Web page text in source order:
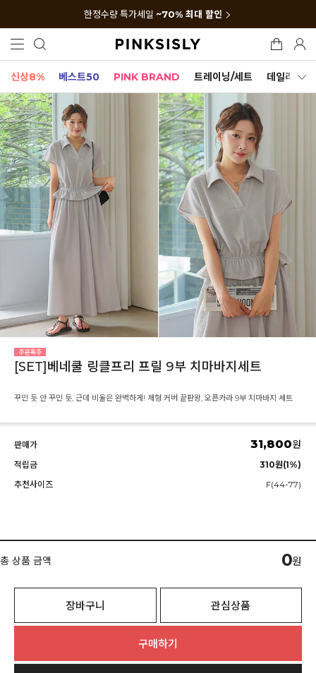
한정수량 특가세일 ~70% 최대 할인
신상8% 베스트50 PINK BRAND 트레이닝/세트 데일리세트
[SET]베네쿨 링클프리 프릴 9부 치마바지세트
꾸민 듯 안 꾸민 듯, 근데 비율은 완벽하게! 체형 커버 끝판왕, 오픈카라 9부 치마바지 세트
판매가 31,800원
적립금
310원(1%)
추천사이즈
F(44-77)
총 상품 금액 0원
장바구니 관심상품
구매하기